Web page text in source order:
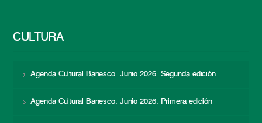
CULTURA
Agenda Cultural Banesco. Junio 2026. Segunda edición
Agenda Cultural Banesco. Junio 2026. Primera edición